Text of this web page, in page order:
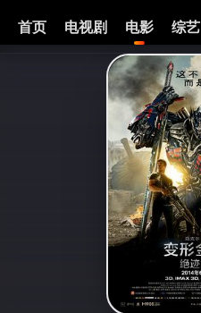
首页 电视剧 电影 综艺